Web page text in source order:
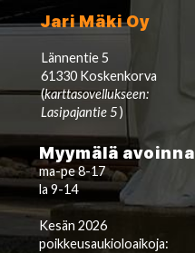
Jari Mäki Oy
Lännentie 5
61330 Koskenkorva
(karttasovellukseen:
Lasipajantie 5)
Myymälä avoinna
ma-pe 8-17
la 9-14
Kesän 2026
poikkeusaukioloaikoja: